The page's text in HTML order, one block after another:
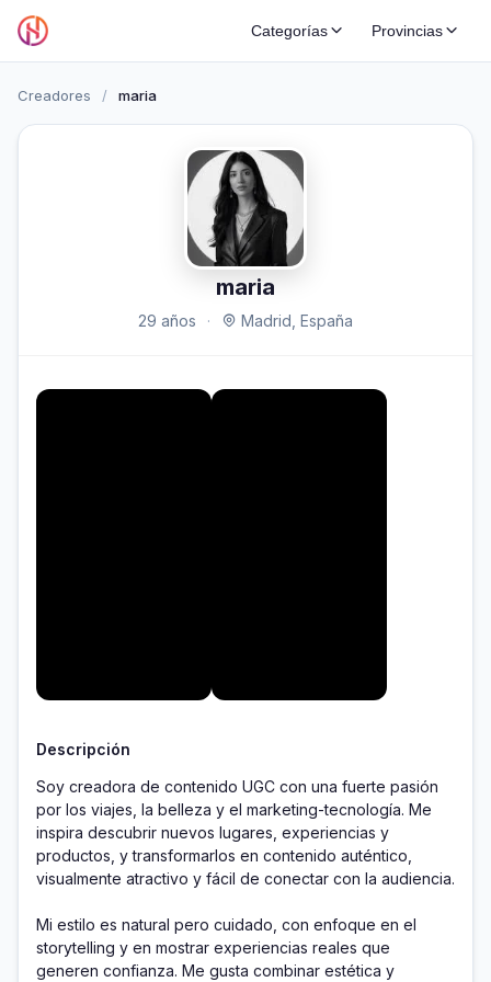
Categorías Provincias
Creadores / maria
maria
29 años · Madrid, España
Descripción
Soy creadora de contenido UGC con una fuerte pasión
por los viajes, la belleza y el marketing-tecnología. Me
inspira descubrir nuevos lugares, experiencias y
productos, y transformarlos en contenido auténtico,
visualmente atractivo y fácil de conectar con la audiencia.
Mi estilo es natural pero cuidado, con enfoque en el
storytelling y en mostrar experiencias reales que
generen confianza. Me gusta combinar estética y